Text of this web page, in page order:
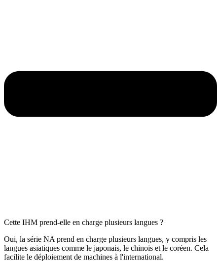
Cette IHM prend-elle en charge plusieurs langues ?
Oui, la série NA prend en charge plusieurs langues, y compris les
langues asiatiques comme le japonais, le chinois et le coréen. Cela
facilite le déploiement de machines à l'international.